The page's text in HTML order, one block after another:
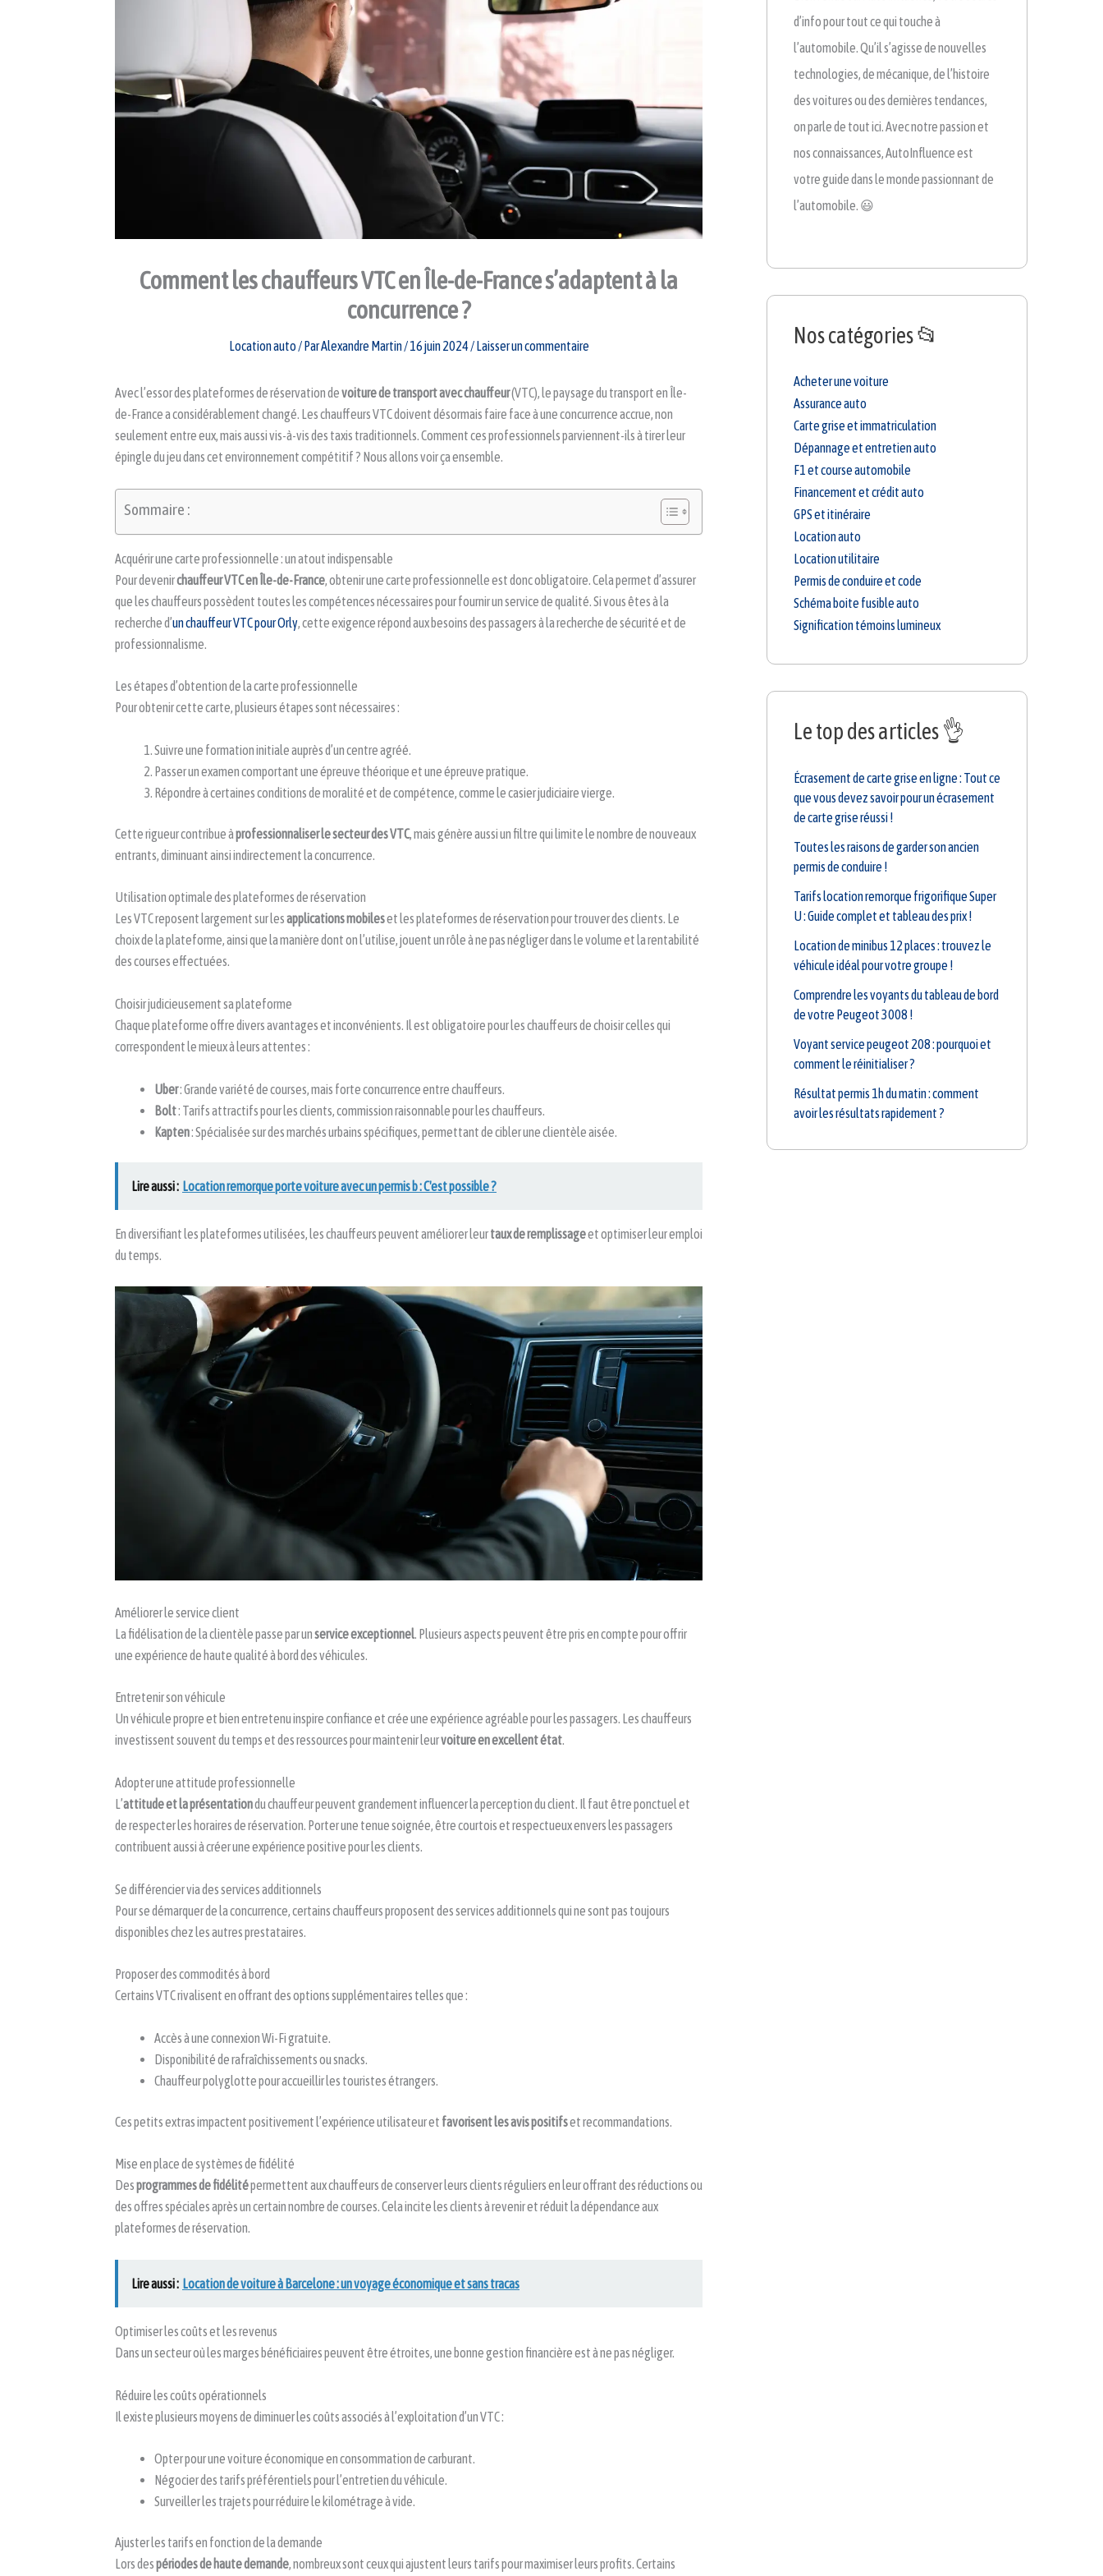
Comment les chauffeurs VTC en Île-de-France s’adaptent à la
concurrence ?
Location auto/ ParAlexandre Martin/16 juin 2024/Laisser un commentaire
Avec l’essor des plateformes de réservation devoiture de transport avec chauffeur(VTC), le paysage du transport en Île-
de-France a considérablement changé. Les chauffeurs VTC doivent désormais faire face à une concurrence accrue, non
seulement entre eux, mais aussi vis-à-vis des taxis traditionnels. Comment ces professionnels parviennent-ils à tirer leur
épingle du jeu dans cet environnement compétitif ? Nous allons voir ça ensemble.
Sommaire :
Acquérir une carte professionnelle : un atout indispensable
Pour devenirchauffeur VTC en Île-de-France , obtenir une carte professionnelle est donc obligatoire. Cela permet d’assurer
que les chauffeurs possèdent toutes les compétences nécessaires pour fournir un service de qualité. Si vous êtes à la
recherche d’un chauffeur VTC pour Orly , cette exigence répond aux besoins des passagers à la recherche de sécurité et de
professionnalisme.
Les étapes d’obtention de la carte professionnelle
Pour obtenir cette carte, plusieurs étapes sont nécessaires :
Suivre une formation initiale auprès d’un centre agréé.
Passer un examen comportant une épreuve théorique et une épreuve pratique.
Répondre à certaines conditions de moralité et de compétence, comme le casier judiciaire vierge.
Cette rigueur contribue àprofessionnaliser le secteur des VTC, mais génère aussi un filtre qui limite le nombre de nouveaux
entrants, diminuant ainsi indirectement la concurrence.
Utilisation optimale des plateformes de réservation
Les VTC reposent largement sur lesapplications mobileset les plateformes de réservation pour trouver des clients. Le
choix de la plateforme, ainsi que la manière dont on l’utilise, jouent un rôle à ne pas négliger dans le volume et la rentabilité
des courses effectuées.
Choisir judicieusement sa plateforme
Chaque plateforme offre divers avantages et inconvénients. Il est obligatoire pour les chauffeurs de choisir celles qui
correspondent le mieux à leurs attentes :
Uber: Grande variété de courses, mais forte concurrence entre chauffeurs.
Bolt: Tarifs attractifs pour les clients, commission raisonnable pour les chauffeurs.
Kapten: Spécialisée sur des marchés urbains spécifiques, permettant de cibler une clientèle aisée.
Lire aussi : Location remorque porte voiture avec un permis b : C'est possible ?
En diversifiant les plateformes utilisées, les chauffeurs peuvent améliorer leurtaux de remplissageet optimiser leur emploi
du temps.
Améliorer le service client
La fidélisation de la clientèle passe par unservice exceptionnel. Plusieurs aspects peuvent être pris en compte pour offrir
une expérience de haute qualité à bord des véhicules.
Entretenir son véhicule
Un véhicule propre et bien entretenu inspire confiance et crée une expérience agréable pour les passagers. Les chauffeurs
investissent souvent du temps et des ressources pour maintenir leurvoiture en excellent état.
Adopter une attitude professionnelle
L’attitude et la présentationdu chauffeur peuvent grandement influencer la perception du client. Il faut être ponctuel et
de respecter les horaires de réservation. Porter une tenue soignée, être courtois et respectueux envers les passagers
contribuent aussi à créer une expérience positive pour les clients.
Se différencier via des services additionnels
Pour se démarquer de la concurrence, certains chauffeurs proposent des services additionnels qui ne sont pas toujours
disponibles chez les autres prestataires.
Proposer des commodités à bord
Certains VTC rivalisent en offrant des options supplémentaires telles que :
Accès à une connexion Wi-Fi gratuite.
Disponibilité de rafraîchissements ou snacks.
Chauffeur polyglotte pour accueillir les touristes étrangers.
Ces petits extras impactent positivement l’expérience utilisateur et favorisent les avis positifset recommandations.
Mise en place de systèmes de fidélité
Desprogrammes de fidélitépermettent aux chauffeurs de conserver leurs clients réguliers en leur offrant des réductions ou
des offres spéciales après un certain nombre de courses. Cela incite les clients à revenir et réduit la dépendance aux
plateformes de réservation.
Lire aussi : Location de voiture à Barcelone : un voyage économique et sans tracas
Optimiser les coûts et les revenus
Dans un secteur où les marges bénéficiaires peuvent être étroites, une bonne gestion financière est à ne pas négliger.
Réduire les coûts opérationnels
Il existe plusieurs moyens de diminuer les coûts associés à l’exploitation d’un VTC :
Opter pour une voiture économique en consommation de carburant.
Négocier des tarifs préférentiels pour l’entretien du véhicule.
Surveiller les trajets pour réduire le kilométrage à vide.
Ajuster les tarifs en fonction de la demande
Lors despériodes de haute demande, nombreux sont ceux qui ajustent leurs tarifs pour maximiser leurs profits. Certains
d’info pour tout ce qui touche à
l’automobile. Qu’il s’agisse de nouvelles
technologies, de mécanique, de l’histoire
des voitures ou des dernières tendances,
on parle de tout ici. Avec notre passion et
nos connaissances, AutoInfluence est
votre guide dans le monde passionnant de
l’automobile. 😃
Nos catégories 📂
Acheter une voiture
Assurance auto
Carte grise et immatriculation
Dépannage et entretien auto
F1 et course automobile
Financement et crédit auto
GPS et itinéraire
Location auto
Location utilitaire
Permis de conduire et code
Schéma boite fusible auto
Signification témoins lumineux
Le top des articles 👌
Écrasement de carte grise en ligne : Tout ce
que vous devez savoir pour un écrasement
de carte grise réussi !
Toutes les raisons de garder son ancien
permis de conduire !
Tarifs location remorque frigorifique Super
U : Guide complet et tableau des prix !
Location de minibus 12 places : trouvez le
véhicule idéal pour votre groupe !
Comprendre les voyants du tableau de bord
de votre Peugeot 3008 !
Voyant service peugeot 208 : pourquoi et
comment le réinitialiser ?
Résultat permis 1h du matin : comment
avoir les résultats rapidement ?